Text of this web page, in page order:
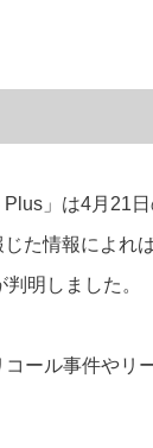
」は4月21
た情報によれ
明しました。
ール事件やリ